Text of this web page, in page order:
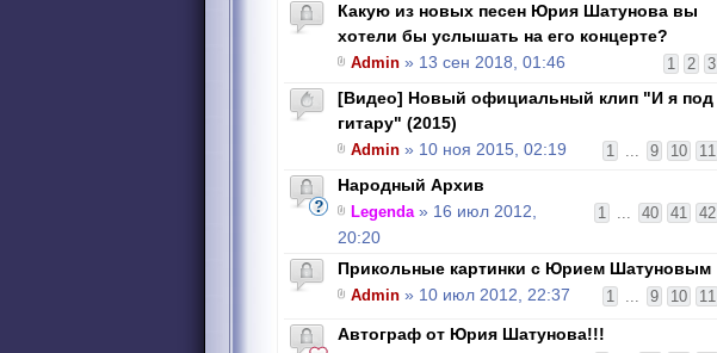
Какую из новых песен Юрия Шатунова вы
хотели бы услышать на его концерте?
1 2 3
Admin » 13 сен 2018, 01:46
[Видео] Новый официальный клип "И я под
гитару" (2015)
1 ... 9 10 11
Admin » 10 ноя 2015, 02:19
Народный Архив
1 ... 40 41 42
Legenda» 16 июл 2012,
20:20
Прикольные картинки с Юрием Шатуновым
1 ... 9 10 11
Admin » 10 июл 2012, 22:37
Автограф от Юрия Шатунова!!!